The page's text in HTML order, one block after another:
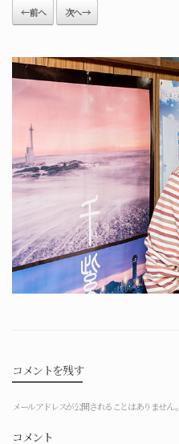
← 前へ 次へ →
コメントを残す
メールアドレスが公開されることはありません。
コメント